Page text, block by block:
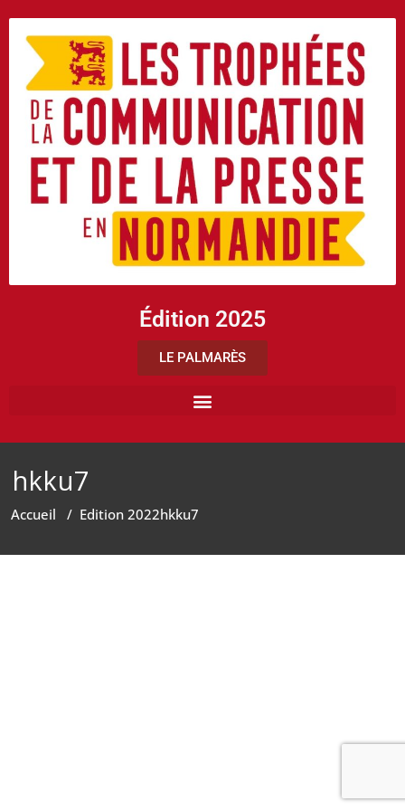
Édition 2025
LE PALMARÈS
hkku7
Accueil / Edition 2022hkku7